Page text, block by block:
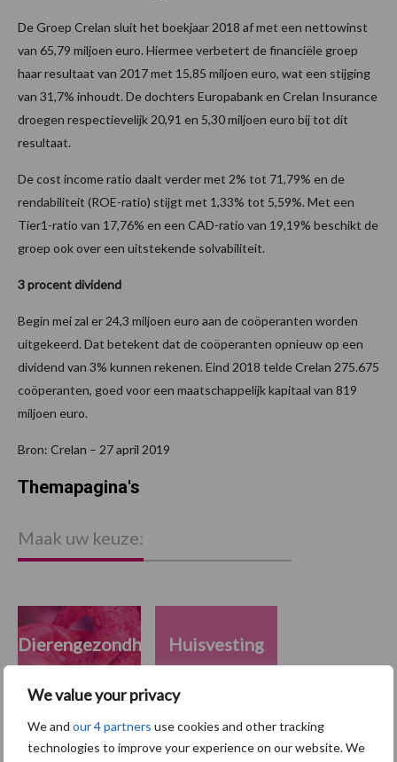
We value your privacy
We and our 4 partners use cookies and other tracking
technologies to improve your experience on our website. We
De Groep Crelan sluit het boekjaar 2018 af met een nettowinst
van 65,79 miljoen euro. Hiermee verbetert de financiële groep
haar resultaat van 2017 met 15,85 miljoen euro, wat een stijging
van 31,7% inhoudt. De dochters Europabank en Crelan Insurance
droegen respectievelijk 20,91 en 5,30 miljoen euro bij tot dit
resultaat.
De cost income ratio daalt verder met 2% tot 71,79% en de
rendabiliteit (ROE-ratio) stijgt met 1,33% tot 5,59%. Met een
Tier1-ratio van 17,76% en een CAD-ratio van 19,19% beschikt de
groep ook over een uitstekende solvabiliteit.
3 procent dividend
Begin mei zal er 24,3 miljoen euro aan de coöperanten worden
uitgekeerd. Dat betekent dat de coöperanten opnieuw op een
dividend van 3% kunnen rekenen. Eind 2018 telde Crelan 275.675
coöperanten, goed voor een maatschappelijk kapitaal van 819
miljoen euro.
Bron: Crelan – 27 april 2019
Themapagina's
Maak uw keuze:
Dierengezondheid Huisvesting
Toon meer